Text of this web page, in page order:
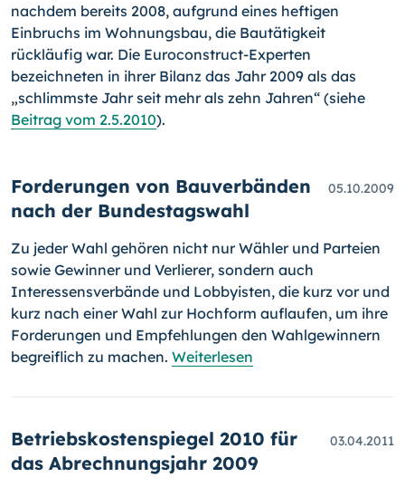
nachdem bereits 2008, aufgrund eines heftigen
Einbruchs im Woh­nungs­bau, die Bautätigkeit
rückläufig war. Die Euroconstruct-Ex­per­ten
bezeichneten in ihrer Bilanz das Jahr 2009 als das
„schlimmste Jahr seit mehr als zehn Jahren“ (siehe
Beitrag vom 2.5.2010).
Forderungen von Bauverbänden
nach der Bundestagswahl
05.10.2009
Zu jeder Wahl gehören nicht nur Wähler und Parteien
sowie Gewinner und Verlierer, sondern auch
Interessensverbände und Lobbyisten, die kurz vor und
kurz nach einer Wahl zur Hochform auflaufen, um ihre
Forderungen und Empfehlungen den Wahlgewinnern
begreiflich zu machen. Weiterlesen
Betriebskostenspiegel 2010 für
das Abrechnungsjahr 2009
03.04.2011